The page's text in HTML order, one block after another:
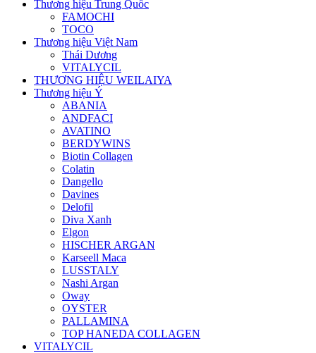
Thương hiệu Trung Quốc
FAMOCHI
TOCO
Thương hiệu Việt Nam
Thái Dương
VITALYCIL
THƯƠNG HIỆU WEILAIYA
Thương hiệu Ý
ABANIA
ANDFACI
AVATINO
BERDYWINS
Biotin Collagen
Colatin
Dangello
Davines
Delofil
Diva Xanh
Elgon
HISCHER ARGAN
Karseell Maca
LUSSTALY
Nashi Argan
Oway
OYSTER
PALLAMINA
TOP HANEDA COLLAGEN
VITALYCIL